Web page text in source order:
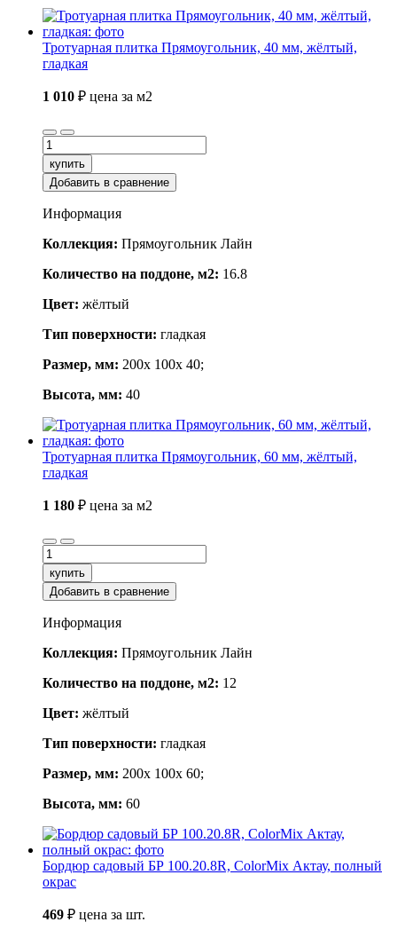
Тротуарная плитка Прямоугольник, 40 мм, жёлтый,
гладкая
1 010 ₽ цена за м2
купить
Добавить в сравнение
Информация
Коллекция: Прямоугольник Лайн
Количество на поддоне, м2: 16.8
Цвет: жёлтый
Тип поверхности: гладкая
Размер, мм: 200x 100x 40;
Высота, мм: 40
Тротуарная плитка Прямоугольник, 60 мм, жёлтый,
гладкая
1 180 ₽ цена за м2
купить
Добавить в сравнение
Информация
Коллекция: Прямоугольник Лайн
Количество на поддоне, м2: 12
Цвет: жёлтый
Тип поверхности: гладкая
Размер, мм: 200x 100x 60;
Высота, мм: 60
Бордюр садовый БР 100.20.8R, ColorMix Актау, полный
окрас
469 ₽ цена за шт.